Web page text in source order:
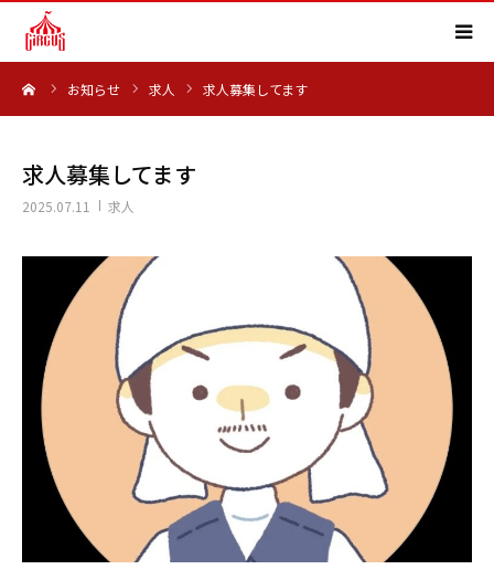
お知らせ 求人 求人募集してます
求人募集してます
2025.07.11 求人
HOME
実績紹介
会社概要
求人情報
よくある質問
お問い合わせ